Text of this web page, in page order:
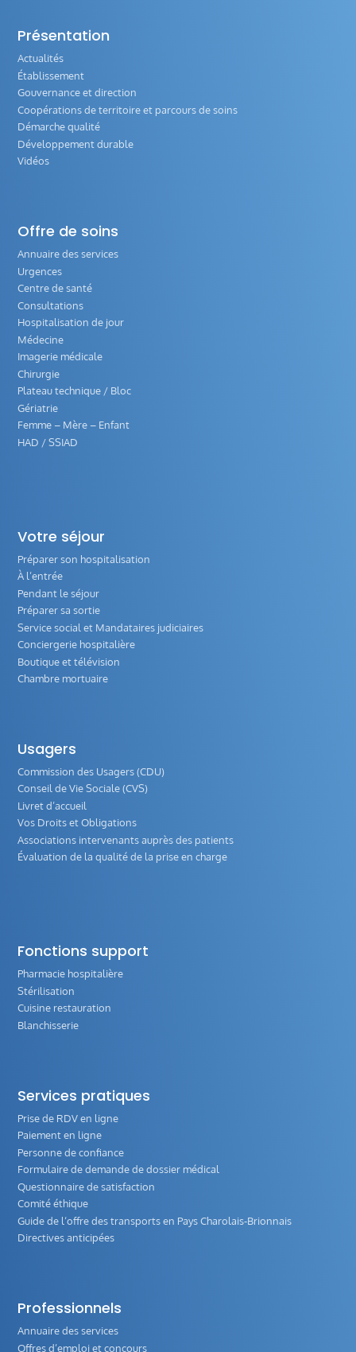
Présentation
Actualités
Établissement
Gouvernance et direction
Coopérations de territoire et parcours de soins
Démarche qualité
Développement durable
Vidéos
Offre de soins
Annuaire des services
Urgences
Centre de santé
Consultations
Hospitalisation de jour
Médecine
Imagerie médicale
Chirurgie
Plateau technique / Bloc
Gériatrie
Femme – Mère – Enfant
HAD / SSIAD
Votre séjour
Préparer son hospitalisation
À l’entrée
Pendant le séjour
Préparer sa sortie
Service social et Mandataires judiciaires
Conciergerie hospitalière
Boutique et télévision
Chambre mortuaire
Usagers
Commission des Usagers (CDU)
Conseil de Vie Sociale (CVS)
Livret d’accueil
Vos Droits et Obligations
Associations intervenants auprès des patients
Évaluation de la qualité de la prise en charge
Fonctions support
Pharmacie hospitalière
Stérilisation
Cuisine restauration
Blanchisserie
Services pratiques
Prise de RDV en ligne
Paiement en ligne
Personne de confiance
Formulaire de demande de dossier médical
Questionnaire de satisfaction
Comité éthique
Guide de l‘offre des transports en Pays Charolais-Brionnais
Directives anticipées
Professionnels
Annuaire des services
Offres d’emploi et concours